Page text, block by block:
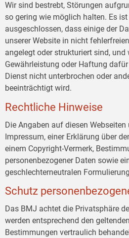
Wir sind bestrebt, Störungen
so gering wie möglich halten. Es
ausgeschlossen, dass einige der
unserer Website in nicht
angelegt oder strukturiert sind, und
Gewährleistung oder Haftung
Dienst nicht unterbrochen oder
beeinträchtigt wird.
Rechtliche Hinweise
Die Angaben auf diesen Webseiten
Impressum, einer Erklärung über
einem Copyright-Vermerk,
personenbezogener Daten sowie
geschlechterneutralen
Schutz
Das BMJ achtet die Privatsphäre
werden entsprechend den
Bestimmungen vertraulich